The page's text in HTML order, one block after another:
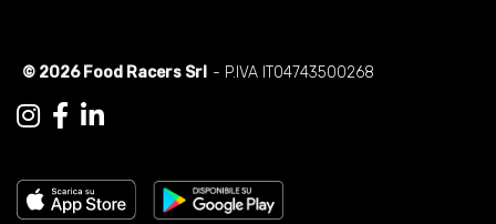
© 2026 Food Racers Srl - P.IVA IT04743500268